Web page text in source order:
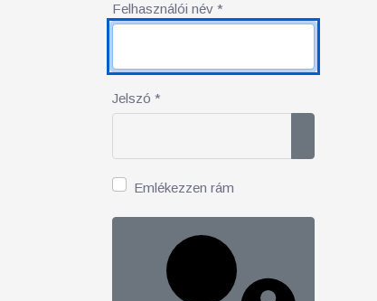
Felhasználói név *
Jelszó *
Emlékezzen rám